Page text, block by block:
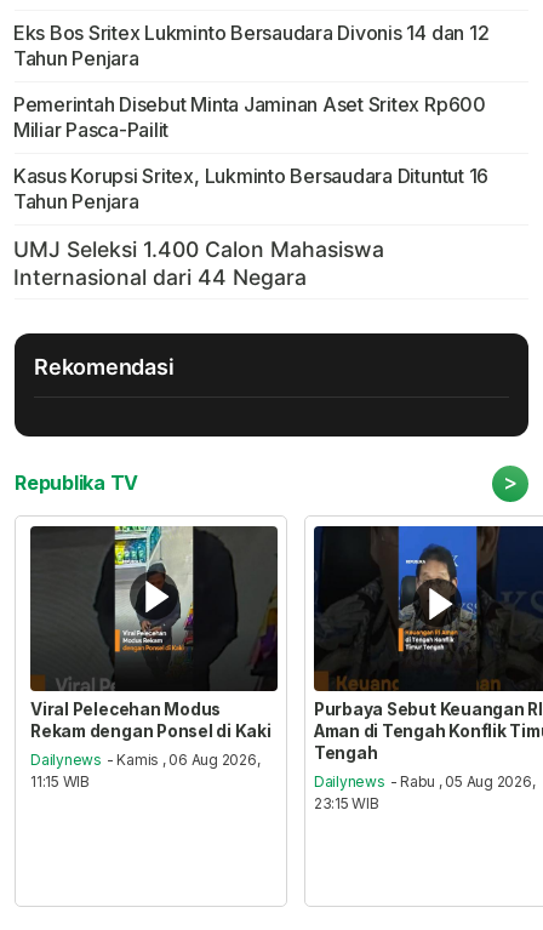
Eks Bos Sritex Lukminto Bersaudara Divonis 14 dan 12
Tahun Penjara
Pemerintah Disebut Minta Jaminan Aset Sritex Rp600
Miliar Pasca-Pailit
Kasus Korupsi Sritex, Lukminto Bersaudara Dituntut 16
Tahun Penjara
Rekomendasi
Republika TV >
Viral Pelecehan Modus
Rekam dengan Ponsel di Kaki
Dailynews - Kamis , 06 Aug 2026,
11:15 WIB
Purbaya Sebut Keuangan RI
Aman di Tengah Konflik
Tengah
Dailynews - Rabu , 05 Aug 2026,
23:15 WIB